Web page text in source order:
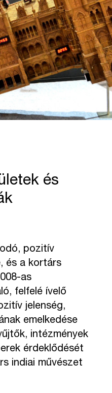
és
pozitív
és a kortárs
as
felfelé ívelő
jelenség,
emelkedése
intézmények
érdeklődését
indiai művészet